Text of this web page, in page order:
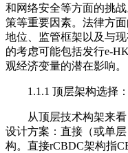
和网络安全等方面的挑
策等重要因素。法律方
地位、监管框架以及与
的考虑可能包括发行e-
观经济变量的潜在影响。
1.1.1 顶层架构选择
从顶层技术构架来
设计方案：直接（或单
构。直接rCBDC架构指